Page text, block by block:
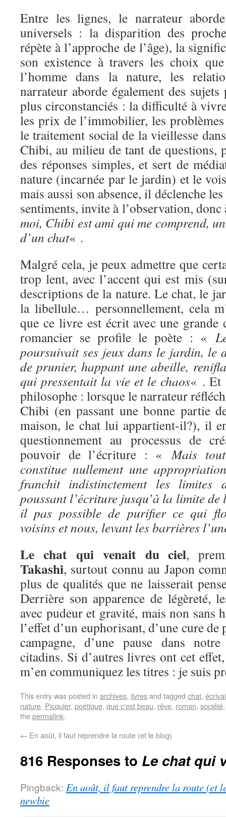
Entre les lignes, le narrateur
universels : la disparition des
répète à l’approche de l’âge), la
son existence à travers les choix
l’homme dans la nature, les
narrateur aborde également des
plus circonstanciés : la difficulté à
les prix de l’immobilier, les problèmes
le traitement social de la vieillesse
Chibi, au milieu de tant de questions,
des réponses simples, et sert de
nature (incarnée par le jardin) et le
mais aussi son absence, il déclenche
sentiments, invite à l’observation,
moi, Chibi est ami qui me comprend,
d’un chat« .
Malgré cela, je peux admettre que
trop lent, avec l’accent qui est mis
descriptions de la nature. Le chat, le
la libellule… personnellement, cela
que ce livre est écrit avec une grande
romancier se profile le poète : «
poursuivait ses jeux dans le jardin, le
de prunier, happant une abeille,
qui pressentait la vie et le chaos« . Et
philosophe : lorsque le narrateur
Chibi (en passant une bonne partie
maison, le chat lui appartient-il?), il
questionnement au processus de
pouvoir de l’écriture : «Mais
constitue nullement une
franchit indistinctement les limites
poussant l’écriture jusqu’à la limite de
il pas possible de purifier ce qui
voisins et nous, levant les barrières
Le chat qui venait du ciel,
Takashi, surtout connu au Japon
plus de qualités que ne laisserait
Derrière son apparence de légèreté,
avec pudeur et gravité, mais non sans
l’effet d’un euphorisant, d’une cure de
campagne, d’une pause dans
citadins. Si d’autres livres ont cet
m’en communiquez les titres : je suis
This entry was posted in archives, livresand tagged chat,
nature, Picquier, poétique, que c'est beau, rêve, roman, société
thepermalink.
← En août, il faut reprendre la route (et le blog)
816 Responses to Le chat qui
Pingback: En août, il faut reprendre la route (et
newbie